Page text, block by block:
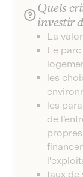
Quels
investir
La
Le
les
les
de
taux de